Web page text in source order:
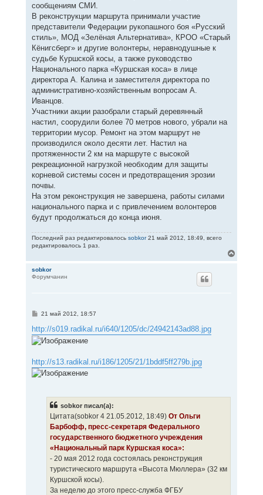
сообщениям СМИ.
В реконструкции маршрута принимали участие
представители Федерации рукопашного боя «Русский
стиль», МОД «Зелёная Альтернатива», КРОО «Старый
Кёнигсберг» и другие волонтеры, неравнодушные к
судьбе Куршской косы, а также руководство
Национального парка «Куршская коса» в лице
директора А. Калина и заместителя директора по
административно-хозяйственным вопросам А.
Иванцов.
Участники акции разобрали старый деревянный
настил, соорудили более 70 метров нового, убрали на
территории мусор. Ремонт на этом маршрут не
производился около десяти лет. Настил на
протяженности 2 км на маршруте с высокой
рекреационной нагрузкой необходим для защиты
корневой системы сосен и предотвращения эрозии
почвы.
На этом реконструкция не завершена, работы силами
национального парка и с привлечением волонтеров
будут продолжаться до конца июня.
Последний раз редактировалось sobkor21 май 2012, 18:49, всего
редактировалось 1 раз.
е
sobkor
Форумчанин
С
о
б
щ
и
е
21 май 2012, 18:57
http://s019.radikal.ru/i640/1205/dc/24942143ad88.jpg
http://s13.radikal.ru/i186/1205/21/1bddf5ff279b.jpg
sobkor писал(а):
Цитата(sobkor 4 21.05.2012, 18:49) От Ольги
Барбофф, пресс-секретаря Федерального
государственного бюджетного учреждения
«Национальный парк Куршская коса»:
- 20 мая 2012 года состоялась реконструкция
туристического маршрута «Высота Мюллера» (32 км
Куршской косы).
За неделю до этого пресс-служба ФГБУ